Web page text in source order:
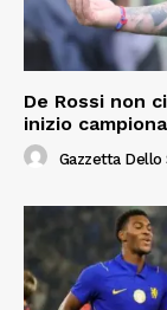
De Rossi non
inizio
Gazzetta Dello